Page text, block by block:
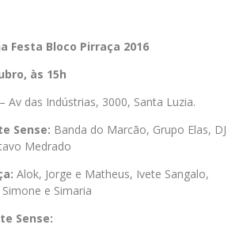
Festa Bloco Pirraça 2016
às 15h
Av das Indústrias, 3000, Santa Luzia.
Sense: Banda do Marcão, Grupo Elas, DJ
Medrado
Alok, Jorge e Matheus, Ivete Sangalo,
e Simaria
Sense: